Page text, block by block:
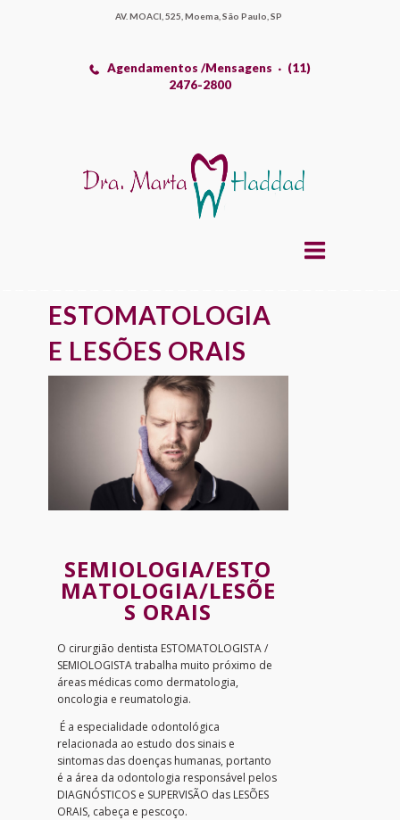
AV. MOACI, 525, Moema, São Paulo, SP
Agendamentos /Mensagens
(11)
2476-2800
ESTOMATOLOGIA
E LESÕES ORAIS
SEMIOLOGIA/ESTO
MATOLOGIA/LESÕE
S ORAIS
O cirurgião dentista ESTOMATOLOGISTA /
SEMIOLOGISTA trabalha muito próximo de
áreas médicas como dermatologia,
oncologia e reumatologia.
É a especialidade odontológica
relacionada ao estudo dos sinais e
sintomas das doenças humanas, portanto
é a área da odontologia responsável pelos
DIAGNÓSTICOS e SUPERVISÃO das LESÕES
ORAIS, cabeça e pescoço.